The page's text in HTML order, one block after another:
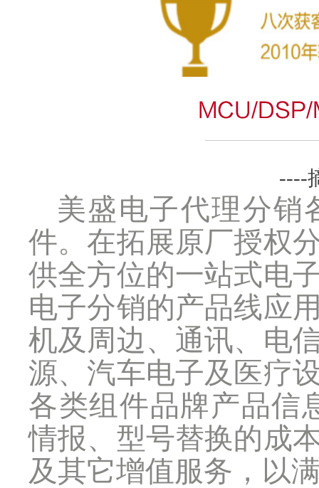
----
美盛电子代理分销
件。在拓展原厂授权
供全方位的一站式电
电子分销的产品线应
机及周边、通讯、电
源、汽车电子及医疗
各类组件品牌产品信
情报、型号替换的成
及其它增值服务，以